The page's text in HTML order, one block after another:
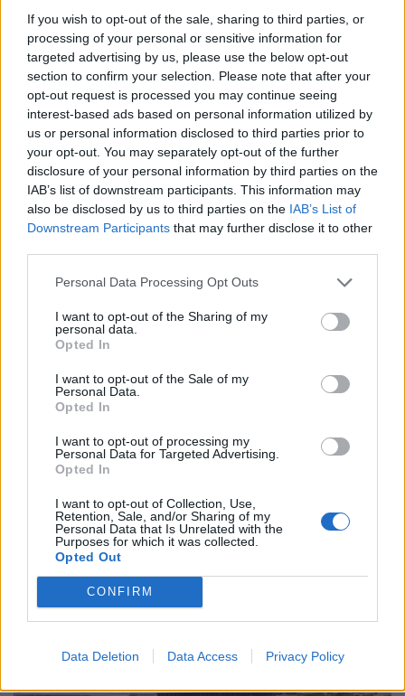
If you wish to opt-out of the sale, sharing to third parties, or
processing of your personal or sensitive information for
targeted advertising by us, please use the below opt-out
section to confirm your selection. Please note that after your
opt-out request is processed you may continue seeing
interest-based ads based on personal information utilized by
us or personal information disclosed to third parties prior to
your opt-out. You may separately opt-out of the further
disclosure of your personal information by third parties on the
IAB’s list of downstream participants. This information may
also be disclosed by us to third parties on the IAB’s List of
Downstream Participants that may further disclose it to other
Personal Data Processing Opt Outs
I want to opt-out of the Sharing of my
personal data.
Opted In
I want to opt-out of the Sale of my
Personal Data.
Opted In
I want to opt-out of processing my
Personal Data for Targeted Advertising.
Opted In
I want to opt-out of Collection, Use,
Retention, Sale, and/or Sharing of my
Personal Data that Is Unrelated with the
Purposes for which it was collected.
Opted Out
CONFIRM
Data Deletion Data Access Privacy Policy
Στην πρώτη του εγκύκλιο "Magnifica Humanitas", ο Πάπας
Λέων ΙΔ’ χρησιμοποιεί την ΤΝ ως αφετηρία για να
καταγγείλει την ανισότητα, τον πόλεμο, τη διάβρωση της
δημοκρατίας και τη συγκέντρωση εξουσίας σε
Διεθνή
Το “Ευρωβαρόμετρο” επιβεβαιώνει την
αβεβαιότητα των πολιτών της Ευρώπης
04.02.26
την αντίφαση. Oι πολίτες που ανησυχούν βαθιά για πολέμους,
ακρίβεια και αποσταθεροποίηση, αλλά ταυτόχρονα ζητούν μια
πιο δυνατή, πιο παρούσα Ευ